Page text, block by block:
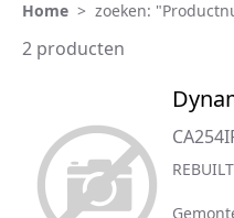
Home > zoeken:
2 producten